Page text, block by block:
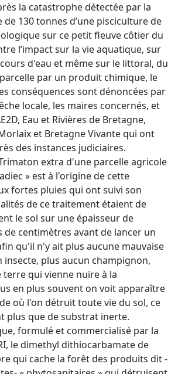
la catastrophe détectée par la
130 tonnes d’une pisciculture de
sur ce petit fleuve côtier du
l’impact sur la vie aquatique, sur
d'eau et même sur le littoral, du
par un produit chimique, le
conséquences sont dénoncées par
locale, les maires concernés, et
Eau et Rivières de Bretagne,
et Bretagne Vivante qui ont
des instances judiciaires.
extra d'une parcelle agricole
» est à l'origine de cette
fortes pluies qui ont suivi son
de ce traitement étaient de
le sol sur une épaisseur de
de centimètres avant de lancer un
qu'il n'y ait plus aucune mauvaise
insecte, plus aucun champignon,
terre qui vienne nuire à la
en plus souvent on voit apparaître
où l'on détruit toute vie du sol, ce
plus que de substrat inerte.
formulé et commercialisé par la
le dimethyl dithiocarbamate de
qui cache la forêt des produits dit -